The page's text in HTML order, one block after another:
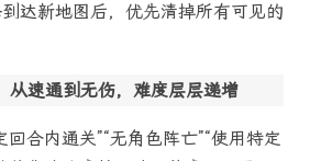
达新地图后，优先清掉所有可见的
从速通到无伤，难度层层递增
合内通关”“无角色阵亡”“使用特定